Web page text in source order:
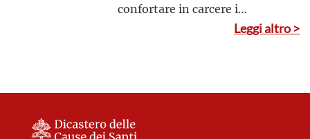
confortare in carcere i
prigionieri, fondatore di varie
Leggi altro >